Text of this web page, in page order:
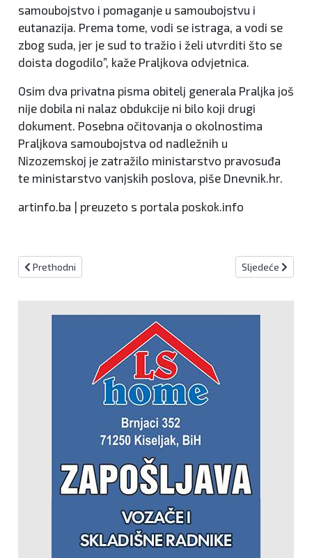
samoubojstvo i pomaganje u samoubojstvu i
eutanazija. Prema tome, vodi se istraga, a vodi se
zbog suda, jer je sud to tražio i želi utvrditi što se
doista dogodilo”, kaže Praljkova odvjetnica.
Osim dva privatna pisma obitelj generala Praljka još
nije dobila ni nalaz obdukcije ni bilo koji drugi
dokument. Posebna očitovanja o okolnostima
Praljkova samoubojstva od nadležnih u
Nizozemskoj je zatražilo ministarstvo pravosuđa
te ministarstvo vanjskih poslova, piše Dnevnik.hr.
artinfo.ba | preuzeto s portala poskok.info
Prethodni članak: Stupa na snagu novi Zakon o MIO: Evo kad će
Prethodni Sljedeći članak:
Sljedeće